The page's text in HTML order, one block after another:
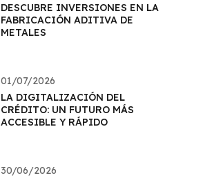
DESCUBRE INVERSIONES EN LA
FABRICACIÓN ADITIVA DE
METALES
01/07/2026
LA DIGITALIZACIÓN DEL
CRÉDITO: UN FUTURO MÁS
ACCESIBLE Y RÁPIDO
30/06/2026